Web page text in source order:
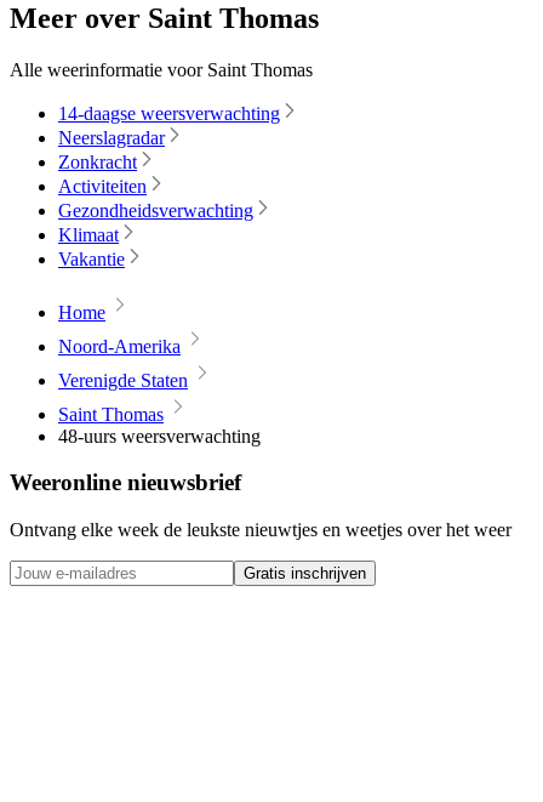
Meer over Saint Thomas
Alle weerinformatie voor Saint Thomas
14-daagse weersverwachting
Neerslagradar
Zonkracht
Activiteiten
Gezondheidsverwachting
Klimaat
Vakantie
Home
Noord-Amerika
Verenigde Staten
Saint Thomas
48-uurs weersverwachting
Weeronline nieuwsbrief
Ontvang elke week de leukste nieuwtjes en weetjes over het weer
Gratis inschrijven